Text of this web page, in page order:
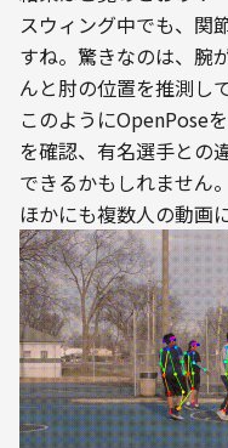
スウィング中でも、関
すね。驚きなのは、腕
んと肘の位置を推測し
このようにOpenPose
を確認、有名選手との
できるかもしれません。
ほかにも複数人の動画